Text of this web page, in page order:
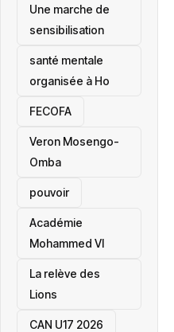
Une marche de
sensibilisation
santé mentale
organisée à Ho
‎FECOFA
Veron Mosengo-
Omba
pouvoir
Académie
Mohammed VI
La relève des
Lions
CAN U17 2026